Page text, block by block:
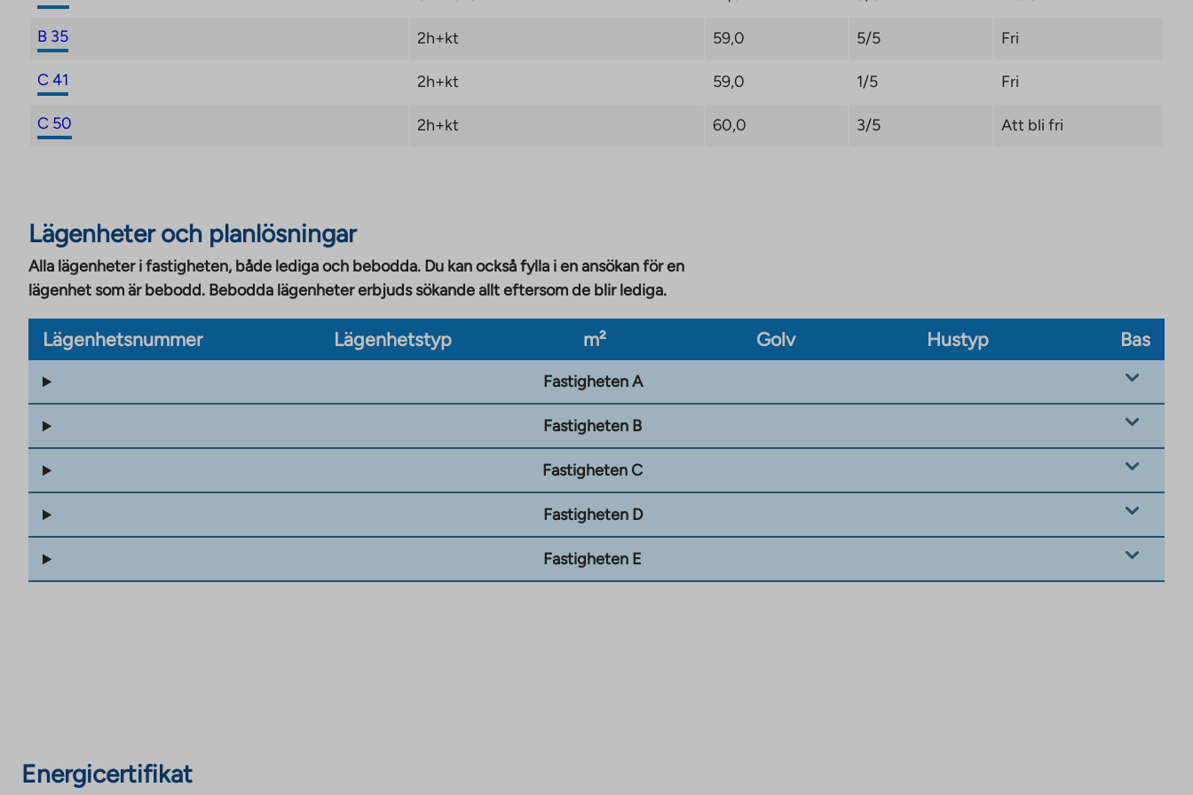
B 35 2h+kt 59,0 5/5 Fri
C 41 2h+kt 59,0 1/5 Fri
C 50 2h+kt 60,0 3/5 Att bli fri
Lägenheter och planlösningar
Alla lägenheter i fastigheten, både lediga och bebodda. Du kan också fylla i en ansökan för en
lägenhet som är bebodd. Bebodda lägenheter erbjuds sökande allt eftersom de blir lediga.
Lägenhetsnummer Lägenhetstyp m² Golv Hustyp Bas
Fastigheten A
Fastigheten B
Fastigheten C
Fastigheten D
Fastigheten E
Energicertifikat